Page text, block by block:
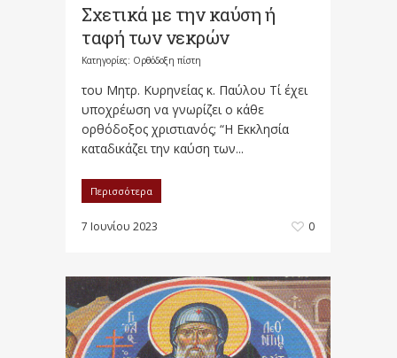
Σχετικά με την καύση ή
ταφή των νεκρών
Κατηγορίες: Ορθόδοξη πίστη
του Μητρ. Κυρηνείας κ. Παύλου Τί έχει
υποχρέωση να γνωρίζει ο κάθε
ορθόδοξος χριστιανός; “Η Εκκλησία
καταδικάζει την καύση των...
Περισσότερα
7 Ιουνίου 2023 0